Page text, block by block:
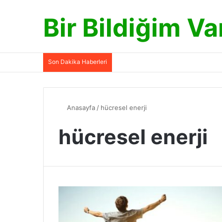
Bir Bildiğim
Son Dakika Haberleri
Anasayfa / hücresel enerji
hücresel enerji